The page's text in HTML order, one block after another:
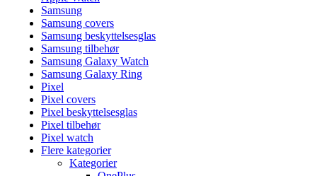
Samsung
Samsung covers
Samsung beskyttelsesglas
Samsung tilbehør
Samsung Galaxy Watch
Samsung Galaxy Ring
Pixel
Pixel covers
Pixel beskyttelsesglas
Pixel tilbehør
Pixel watch
Flere kategorier
Kategorier